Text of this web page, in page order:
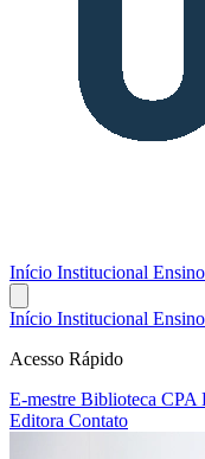
Início Institucional Ensino
Início Institucional Ensino
Acesso Rápido
E-mestre Biblioteca CPA
Editora Contato